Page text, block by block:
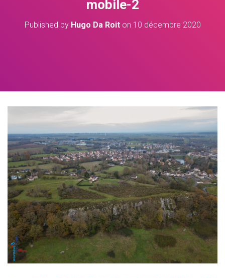
mobile-2
Published by Hugo Da Roiton 10 décembre 2020